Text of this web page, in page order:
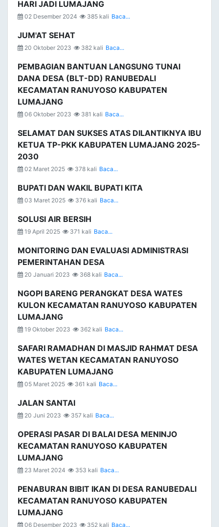
HARI JADI LUMAJANG
02 Desember 2024 385 kali Baca...
JUM'AT SEHAT
20 Oktober 2023 382 kali Baca...
PEMBAGIAN BANTUAN LANGSUNG TUNAI
DANA DESA (BLT-DD) RANUBEDALI
KECAMATAN RANUYOSO KABUPATEN
LUMAJANG
06 Oktober 2023 381 kali Baca...
SELAMAT DAN SUKSES ATAS DILANTIKNYA IBU
KETUA TP-PKK KABUPATEN LUMAJANG 2025-
2030
02 Maret 2025 378 kali Baca...
BUPATI DAN WAKIL BUPATI KITA
03 Maret 2025 376 kali Baca...
SOLUSI AIR BERSIH
19 April 2025 371 kali Baca...
MONITORING DAN EVALUASI ADMINISTRASI
PEMERINTAHAN DESA
20 Januari 2023 368 kali Baca...
NGOPI BARENG PERANGKAT DESA WATES
KULON KECAMATAN RANUYOSO KABUPATEN
LUMAJANG
19 Oktober 2023 362 kali Baca...
SAFARI RAMADHAN DI MASJID RAHMAT DESA
WATES WETAN KECAMATAN RANUYOSO
KABUPATEN LUMAJANG
05 Maret 2025 361 kali Baca...
JALAN SANTAI
20 Juni 2023 357 kali Baca...
OPERASI PASAR DI BALAI DESA MENINJO
KECAMATAN RANUYOSO KABUPATEN
LUMAJANG
23 Maret 2024 353 kali Baca...
PENABURAN BIBIT IKAN DI DESA RANUBEDALI
KECAMATAN RANUYOSO KABUPATEN
LUMAJANG
06 Desember 2023 352 kali Baca...